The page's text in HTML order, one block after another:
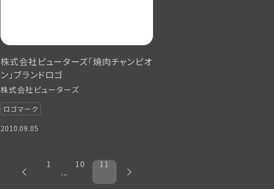
株式会社ピューターズ「焼肉チャンピオ
ン」ブランドロゴ
株式会社ピューターズ
ロゴマーク
2010.09.05
1
...
10 11